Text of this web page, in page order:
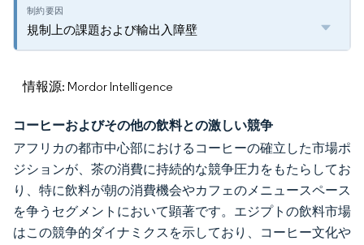
規制上の課題および輸出入障壁
情報源: Mordor Intelligence
コーヒーおよびその他の飲料との激しい競争
アフリカの都市中心部におけるコーヒーの確立した市場ポ
ジションが、茶の消費に持続的な競争圧力をもたらしてお
り、特に飲料が朝の消費機会やカフェのメニュースペース
を争うセグメントにおいて顕著です。エジプトの飲料市場
はこの競争的ダイナミクスを示しており、コーヒー文化や